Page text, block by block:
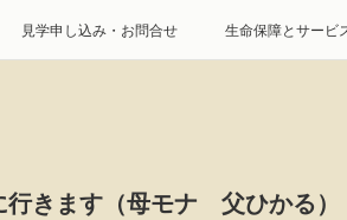
見学申し込み・お問合せ 生命保障とサービ
きます（母モナ 父ひかる）